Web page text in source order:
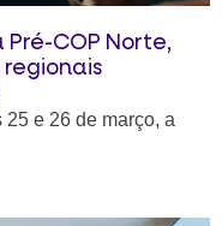
COP Norte,
e 26 de março, a